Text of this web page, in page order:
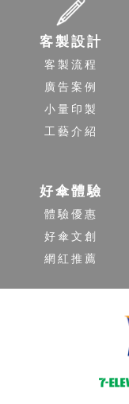
客製設計
客製流程
廣告案例
小量印製
工藝介紹
好傘體驗
體驗優惠
好傘文創
網紅推薦